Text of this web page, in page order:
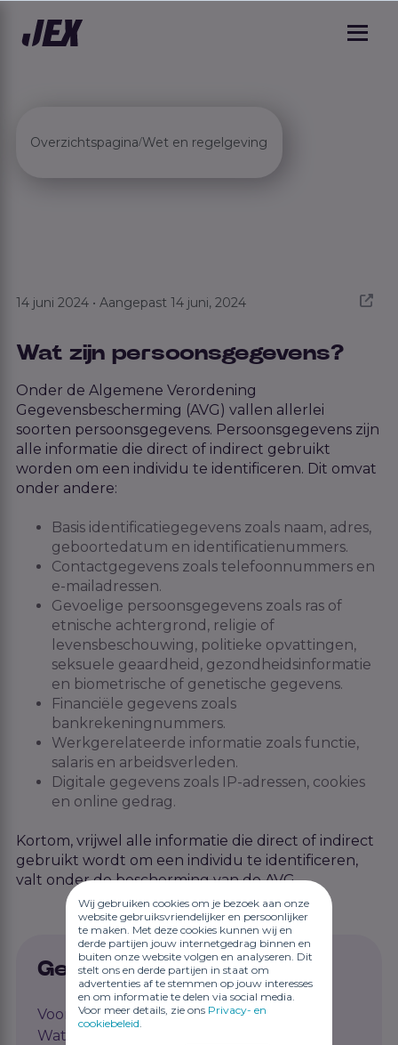
Wij gebruiken cookies om je bezoek aan onze
website gebruiksvriendelijker en persoonlijker
te maken. Met deze cookies kunnen wij en
derde partijen jouw internetgedrag binnen en
buiten onze website volgen en analyseren. Dit
stelt ons en derde partijen in staat om
advertenties af te stemmen op jouw interesses
en om informatie te delen via social media.
Voor meer details, zie ons Privacy- en
cookiebeleid
Overzichtspagina/Wet en regelgeving
14 juni 2024 • Aangepast 14 juni, 2024
Wat zijn persoonsgegevens?
Onder de Algemene Verordening
Gegevensbescherming (AVG) vallen allerlei
soorten persoonsgegevens. Persoonsgegevens zijn
alle informatie die direct of indirect gebruikt
worden om een individu te identificeren. Dit omvat
onder andere:
Basis identificatiegegevens zoals naam, adres,
geboortedatum en identificatienummers.
Contactgegevens zoals telefoonnummers en
e-mailadressen.
Gevoelige persoonsgegevens zoals ras of
etnische achtergrond, religie of
levensbeschouwing, politieke opvattingen,
seksuele geaardheid, gezondheidsinformatie
en biometrische of genetische gegevens.
Financiële gegevens zoals
bankrekeningnummers.
Werkgerelateerde informatie zoals functie,
salaris en arbeidsverleden.
Digitale gegevens zoals IP-adressen, cookies
en online gedrag.
Kortom, vrijwel alle informatie die direct of indirect
gebruikt wordt om een individu te identificeren,
valt onder de bescherming van de AVG.
Gerelateerde artikelen
Voor wie is de AVG?
Wat zijn hulpmiddelen om werk goed en